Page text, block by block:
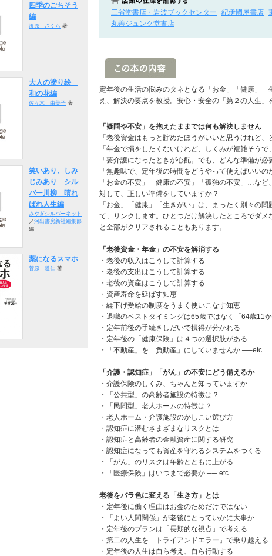
三省堂書店・岩波ブックセンター 紀伊國屋書店
丸善ジュンク堂書店
定年後の生活の悩みのタネとなる「お金」「健康」
え、解決の要点を教授。安心・安全の「第２の人生
「疑問や不安」を抱えたままでは何も解決しません
「老後資金はもっと貯めたほうがいいと思うけれど
「年金で損をしたくないけれど、しくみが複雑そう
「要介護になったときが心配。でも、どんな準備が
「無趣味で、定年後の時間をどうやって使えばいいの
「お金の不安」「健康の不安」「孤独の不安」…な
対して、正しい準備をしていますか？
「お金」「健康」「生きがい」は、まったく別々の
て、リンクします。ひとつだけ解決したところでダ
と全部がクリアされることもあります。
「老後資金・年金」の不安を解消する
・老後の収入はこうして計算する
・老後の支出はこうして計算する
・老後の資産はこうして計算する
・資産寿命を延ばす知恵
・繰下げ受給の制度をうまく使いこなす知恵
・退職のベストタイミングは65歳ではなく「64歳11
・定年前後の手続きしだいで損得が分かれる
・定年後の「健康保険」は４つの選択肢がある
・「不動産」を「負動産」にしていませんか ──etc.
「介護・認知症」「がん」の不安にどう備えるか
・介護保険のしくみ、ちゃんと知っていますか
・「公共型」の高齢者施設の特徴は？
・「民間型」老人ホームの特徴は？
・老人ホーム・介護施設のかしこい選び方
・認知症に潜むさまざまなリスクとは
・認知症と高齢者の金融資産に関する研究
・認知症になっても資産を守れるシステムをつくる
・「がん」のリスクは年齢とともに上がる
・「医療保険」はいつまで必要か ── etc.
老後をバラ色に変える「生き方」とは
・定年後に働く理由はお金のためだけではない
・「よい人間関係」が老後にとっていかに大事か
・定年後のプランは「長期的な視点」で考える
・第二の人生を「トライアンドエラー」で乗り越える
・定年後の人生は自ら考え、自ら行動する
四季のごちそう
編
漆原 さくら 著
大人の塗り絵
和の花編
佐々木 由美子 著
笑いあり、しみ
じみあり シル
バー川柳 晴れ
ばれ人生編
みやぎシルバーネット
／河出書房新社編集部
編
薬になるスマホ
菅原 道仁 著